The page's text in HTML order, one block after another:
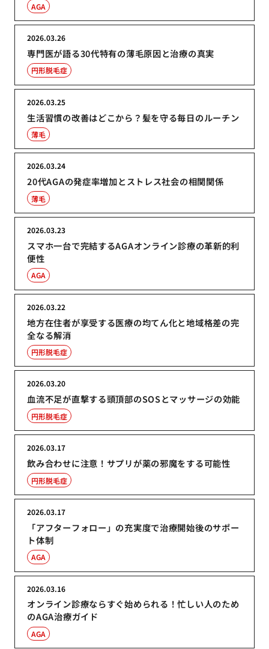
AGA
専門医が語る30代特有の薄毛原因と治療の真実
2026.03.26
円形脱毛症
生活習慣の改善はどこから？髪を守る毎日のルーチン
2026.03.25
薄毛
20代AGAの発症率増加とストレス社会の相関関係
2026.03.24
薄毛
スマホ一台で完結するAGAオンライン診療の革新的利
便性
2026.03.23
AGA
地方在住者が享受する医療の均てん化と地域格差の完
全なる解消
2026.03.22
円形脱毛症
血流不足が直撃する頭頂部のSOSとマッサージの効能
2026.03.20
円形脱毛症
飲み合わせに注意！サプリが薬の邪魔をする可能性
2026.03.17
円形脱毛症
「アフターフォロー」の充実度で治療開始後のサポー
ト体制
2026.03.17
AGA
オンライン診療ならすぐ始められる！忙しい人のため
のAGA治療ガイド
2026.03.16
AGA